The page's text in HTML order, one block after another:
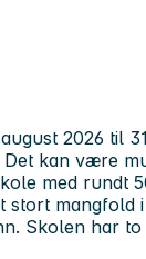
2026 til
kan være
med rundt
stort mangfold
Skolen har